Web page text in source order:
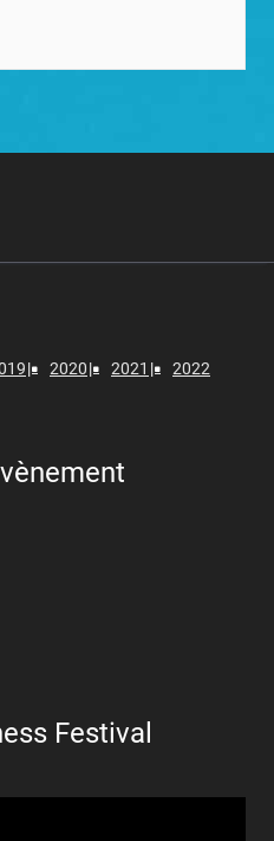
2020 2021 2022
Festival